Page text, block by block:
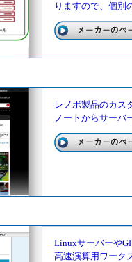
りますので、個別
レノボ製品のカス
ノートからサーバ
Linuxサーバーや
高速演算用ワーク